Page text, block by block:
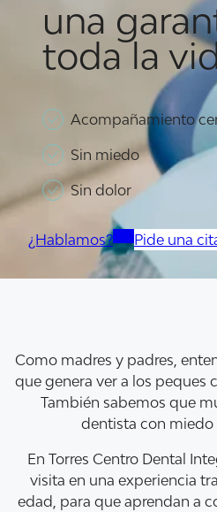
una
toda la
Acompañamiento
Sin miedo
Sin dolor
¿Hablamos? Pide una
Como madres y padres,
que genera ver a los peques
También sabemos que
dentista con
En Torres Centro Dental
visita en una experiencia
edad, para que aprendan a